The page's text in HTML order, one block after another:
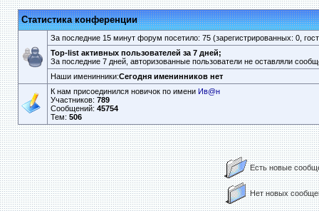
Статистика конференции
За последние 15 минут форум посетило: 75 (зарегистрированных: 0,
Top-list активных пользователей за 7 дней;
За последние 7 дней, авторизованные пользователи не оставляли
Наши именинники:Сегодня именинников нет
К нам присоединился новичок по имени Ив@н
Участников: 789
Сообщений: 45754
Тем: 506
Есть новые
Нет новых